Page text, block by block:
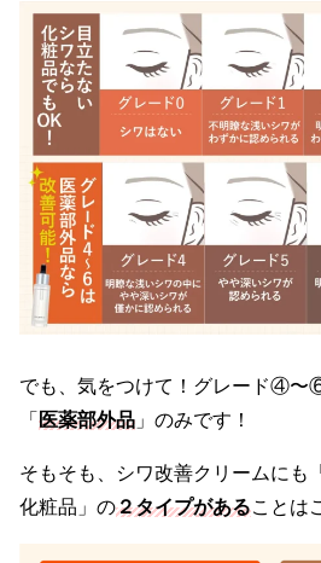
でも、気をつけて！グレード④〜
「 医薬部外品 」のみです！
そもそも、シワ改善クリームにも
化粧品」の２タイプがあることは